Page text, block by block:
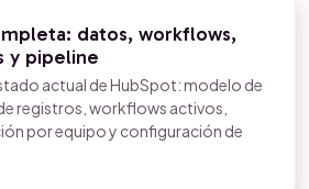
datos, workflows,
y pipeline
actual de HubSpot: modelo de
registros, workflows activos,
por equipo y configuración de